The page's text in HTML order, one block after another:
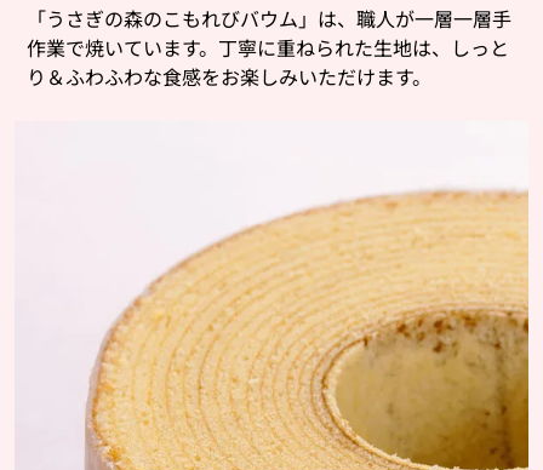
「うさぎの森のこもれびバウム」は、職人が一層一層手
作業で焼いています。丁寧に重ねられた生地は、しっと
り＆ふわふわな食感をお楽しみいただけます。